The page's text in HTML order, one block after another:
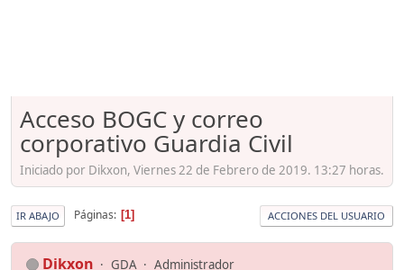
Acceso BOGC y correo
corporativo Guardia Civil
Iniciado por Dikxon, Viernes 22 de Febrero de 2019. 13:27 horas.
IR ABAJO Páginas 1 ACCIONES DEL USUARIO
Dikxon GDA Administrador